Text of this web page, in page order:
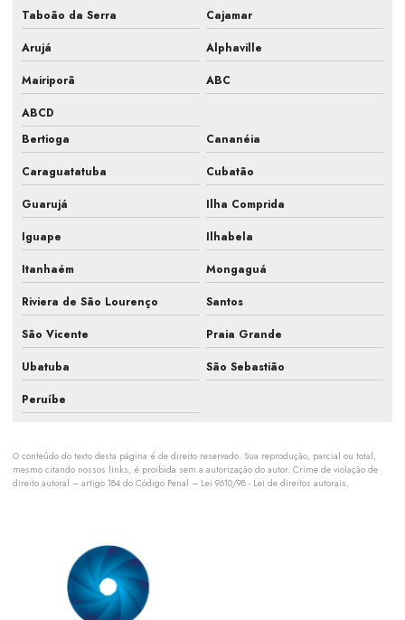
Manutenção preventiva hvac
Manutenção preventiva com implantação de pmoc
Manutenção preventiva e limpeza de ar condicionado
Manutenção preventiva pmoc
Manutenção preventiva pmoc em ar condicionado
Manutenção preventiva refrigeração
Manutenção preventiva refrigeração comercial
Manutenção preventiva sistema de refrigeração
Manutenção de refrigeração industrial
Manutenção de sistemas de climatização
Manutenção de sistemas hvac
Orçamento de manutenção preventiva de ar condicionado
Planejamento de climatização industrial
Plano de manutenção para climatização
Taboão da Serra
Cajamar
Arujá
Alphaville
Mairiporã
ABC
ABCD
Bertioga
Cananéia
Caraguatatuba
Cubatão
Guarujá
Ilha Comprida
Iguape
Ilhabela
Itanhaém
Mongaguá
Riviera de São Lourenço
Santos
São Vicente
Praia Grande
Ubatuba
São Sebastião
Peruíbe
O conteúdo do texto desta página é de direito reservado. Sua reprodução, parcial ou total,
mesmo citando nossos links, é proibida sem a autorização do autor. Crime de violação de
direito autoral – artigo 184 do Código Penal – Lei 9610/98 - Lei de direitos autorais.